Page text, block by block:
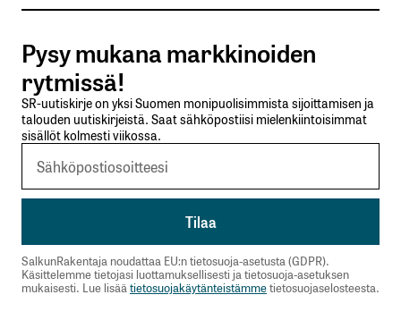
Lähetä kommentti
Pysy mukana markkinoiden
rytmissä!
SR-uutiskirje on yksi Suomen monipuolisimmista sijoittamisen ja
talouden uutiskirjeistä. Saat sähköpostiisi mielenkiintoisimmat
sisällöt kolmesti viikossa.
SalkunRakentaja noudattaa EU:n tietosuoja-asetusta (GDPR).
Käsittelemme tietojasi luottamuksellisesti ja tietosuoja-asetuksen
mukaisesti. Lue lisää tietosuojakäytänteistämmetietosuojaselosteesta.